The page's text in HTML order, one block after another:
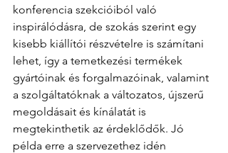
konferencia szekcióiból való
inspirálódásra, de szokás szerint egy
kisebb kiállítói részvételre is számítani
lehet, így a temetkezési termékek
gyártóinak és forgalmazóinak, valamint
a szolgáltatóknak a változatos, újszerű
megoldásait és kínálatát is
megtekinthetik az érdeklődők. Jó
példa erre a szervezethez idén